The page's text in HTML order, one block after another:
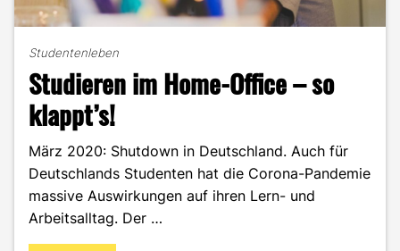
Studentenleben
Studieren im Home-Office – so
klappt’s!
März 2020: Shutdown in Deutschland. Auch für
Deutschlands Studenten hat die Corona-Pandemie
massive Auswirkungen auf ihren Lern- und
Arbeitsalltag. Der …